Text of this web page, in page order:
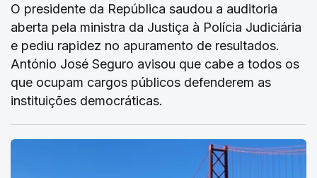
O presidente da República saudou a auditoria
aberta pela ministra da Justiça à Polícia Judiciária
e pediu rapidez no apuramento de resultados.
António José Seguro avisou que cabe a todos os
que ocupam cargos públicos defenderem as
instituições democráticas.